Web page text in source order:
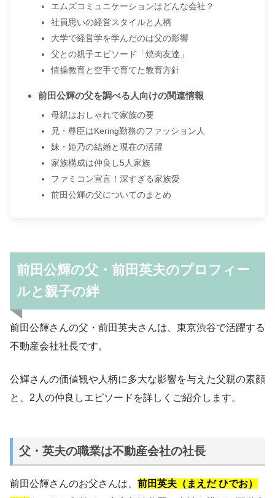
エムズコミュニケーションはどんな会社？
社員思いの経営スタイルと人柄
大学で経営学を学んだのは父の影響
父との親子エピソード「焼肉友達」
情操教育と空手で育てた教育方針
前田公輝の父を調べる人向けの関連情報
母親はおしゃれで家族の要
兄・尊臣はKering勤務のファッション人
妹・姫乃の結婚と現在の活躍
家族構成は仲良し5人家族
ファミコン宣言！深すぎる家族愛
前田公輝の父についてのまとめ
前田公輝の父・前田英夫のプロフィー
ルと親子の絆
前田公輝さんの父・前田英夫さんは、東京渋谷で活躍する
不動産会社社長です。
公輝さんの価値観や人柄に多大な影響を与えた父親の素顔
と、2人の仲良しエピソードを詳しくご紹介します。
父・英夫の職業は不動産会社の社長
前田公輝さんのお父さんは、 前田英夫（まえだ ひでお）